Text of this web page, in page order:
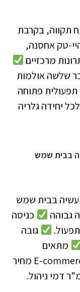
תקווה, בקרבת
טק אחסנה,
מרכזיים
שלשה אולמות
תפעולית פתוחה
לאולם. לכל יחידה גלריה
ותעשיה בבית שמש
גבוהה
כניסה
גובה
מתאים
ללוגיסטיקה, ייצור, הפצה, אחסנה ו-E-commerce מחיר
למ”ר + 1 ש”ח למ”ר דמי ניהול.